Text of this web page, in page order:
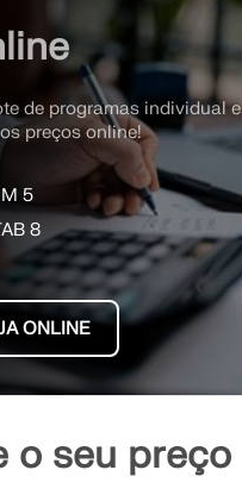
de programas individual e
preços online!
5
8
ONLINE
o seu preço